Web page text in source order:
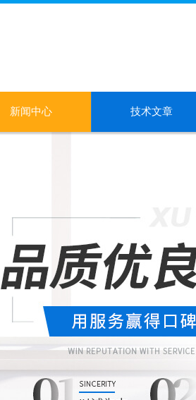
新闻中心 技术文章